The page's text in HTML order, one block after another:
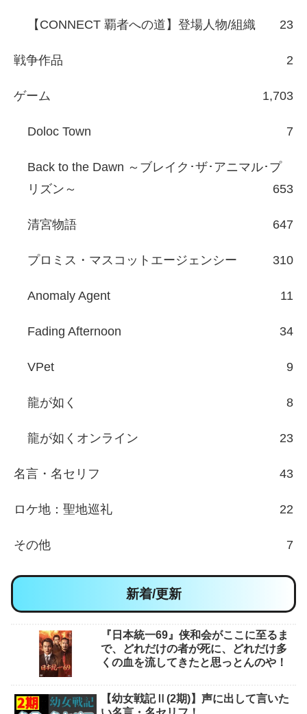
【CONNECT 覇者への道】登場人物/組織 23
戦争作品 2
ゲーム 1,703
Doloc Town 7
Back to the Dawn ～ブレイク･ザ･アニマル･プ
リズン～
653
清宮物語 647
プロミス・マスコットエージェンシー 310
Anomaly Agent 11
Fading Afternoon 34
VPet 9
龍が如く 8
龍が如くオンライン 23
名言・名セリフ 43
ロケ地：聖地巡礼 22
その他 7
新着/更新
『日本統一69』侠和会がここに至るま
で、どれだけの者が死に、どれだけ多
くの血を流してきたと思っとんのや！
【幼女戦記Ⅱ(2期)】声に出して言いた